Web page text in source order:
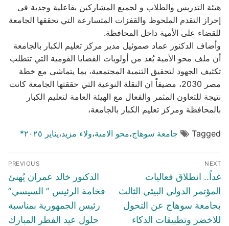
هيئة التدريس والطلاب و لجميع المشاركين بفاعلية وجدية فى
إحراز التقدم الملحوظ والقفزات المتسارعة التي تحققها الجامعة
للقضاء على الأمية داخل المحافظة.
وأضاف الدكنور عماد صموئيل مدير مركز تعليم الكبار بالجامعة
أن ملف محو الأمية يُعد من أولويات القضايا القومية التي تتطلب
تكثيف الجهود لتحقيق التنمية المجتمعية، بما يتماشى مع خطة
مصر 2030، مضيفاً ان النقلة النوعية التي حققتها الجامعة كانت
نتيجة للتعاون المثمر والفعال مع الهيئة العامة لتعليم الكبار
بالمحافظة ومركز تعليم الكبار بالجامعة،
Tagged جامعة سوهاج،محو الامية،ولاء مزيد،يناير ٢٠٢٥*
تصفّح
المقالات
PREVIOUS
Previous
post:
الدكتور خالد عمران يُهنئ
فخامة الرئيس ” السيسي”
رئيس الجمهورية بمناسبة
حلول عيد الفطر المبارك
NEXT
Next
post:
غداً.. انطلاق فعاليات
المؤتمر الدولي البيئي الثالث
بجامعة سوهاج عن التحول
للاخضر وتطبيقات الذكاء